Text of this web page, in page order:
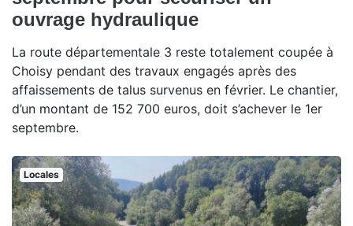
ouvrage hydraulique
La route départementale 3 reste totalement coupée à
Choisy pendant des travaux engagés après des
affaissements de talus survenus en février. Le chantier,
d’un montant de 152 700 euros, doit s’achever le 1er
septembre.
Locales